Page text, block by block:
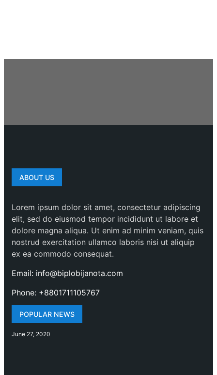
ABOUT US
Lorem ipsum dolor sit amet, consectetur adipiscing
elit, sed do eiusmod tempor incididunt ut labore et
dolore magna aliqua. Ut enim ad minim veniam, quis
nostrud exercitation ullamco laboris nisi ut aliquip
ex ea commodo consequat.
Email: info@biplobijanota.com
Phone: +8801711105767
POPULAR NEWS
June 27, 2020